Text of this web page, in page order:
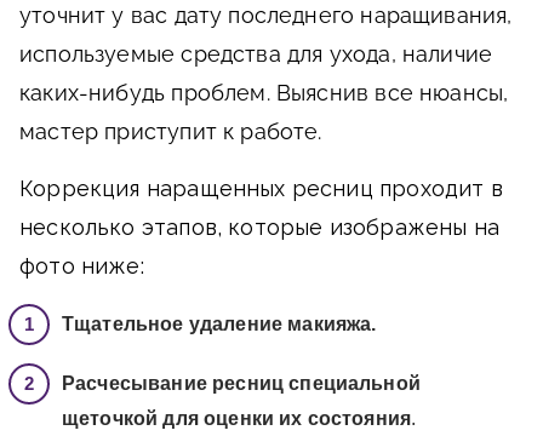
уточнит у вас дату последнего наращивания,
используемые средства для ухода, наличие
каких-нибудь проблем. Выяснив все нюансы,
мастер приступит к работе.
Коррекция наращенных ресниц проходит в
несколько этапов, которые изображены на
фото ниже:
Тщательное удаление макияжа.
Расчесывание ресниц специальной
щеточкой для оценки их состояния.